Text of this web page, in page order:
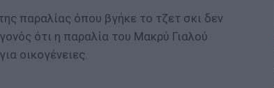
παραλίας όπου βγήκε το τζετ σκι δεν
ότι η παραλία του Μακρύ Γιαλού
οικογένειες.